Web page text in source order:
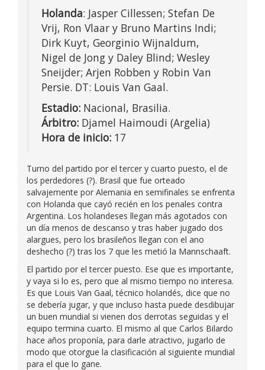
Holanda: Jasper Cillessen; Stefan De
Vrij, Ron Vlaar y Bruno Martins Indi;
Dirk Kuyt, Georginio Wijnaldum,
Nigel de Jong y Daley Blind; Wesley
Sneijder; Arjen Robben y Robin Van
Persie. DT: Louis Van Gaal.
Estadio: Nacional, Brasilia.
Árbitro: Djamel Haimoudi (Argelia)
Hora de inicio: 17
Turno del partido por el tercer y cuarto puesto, el de
los perdedores (?). Brasil que fue orteado
salvajemente por Alemania en semifinales se enfrenta
con Holanda que cayó recién en los penales contra
Argentina. Los holandeses llegan más agotados con
un día menos de descanso y tras haber jugado dos
alargues, pero los brasileños llegan con el ano
deshecho (?) tras los 7 que les metió la Mannschaaft.
El partido por el tercer puesto. Ese que es importante,
y vaya si lo es, pero que al mismo tiempo no interesa.
Es que Louis Van Gaal, técnico holandés, dice que no
se debería jugar, y que incluso hasta puede desdibujar
un buen mundial si vienen dos derrotas seguidas y el
equipo termina cuarto. El mismo al que Carlos Bilardo
hace años proponía, para darle atractivo, jugarlo de
modo que otorgue la clasificación al siguiente mundial
para el que lo gane.